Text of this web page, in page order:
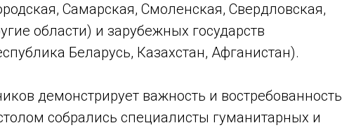
Самарская, Смоленская, Свердловская,
области) и зарубежных государств
Беларусь, Казахстан, Афганистан).
демонстрирует важность и востребованность
собрались специалисты гуманитарных и